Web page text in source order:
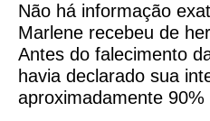
Não há informação
Marlene recebeu de
Antes do falecimento
havia declarado sua
aproximadamente